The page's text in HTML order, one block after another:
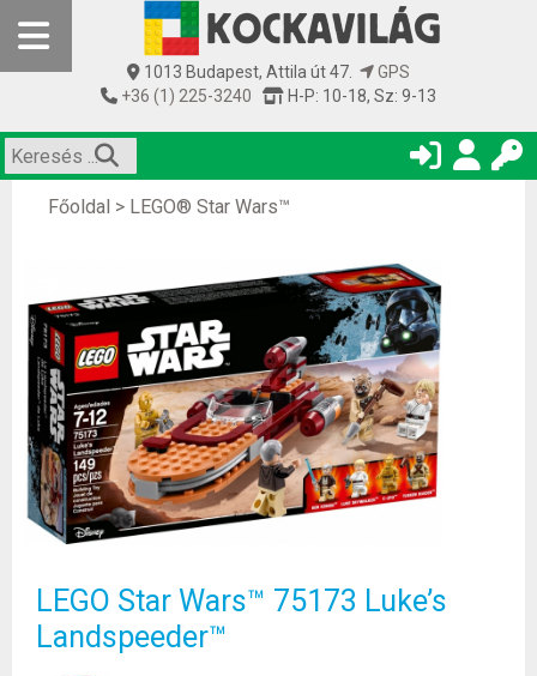
1013 Budapest, Attila út 47.
GPS
+36 (1) 225-3240
H-P: 10-18, Sz: 9-13
Főoldal > LEGO® Star Wars™
LEGO Star Wars™ 75173 Luke’s
Landspeeder™